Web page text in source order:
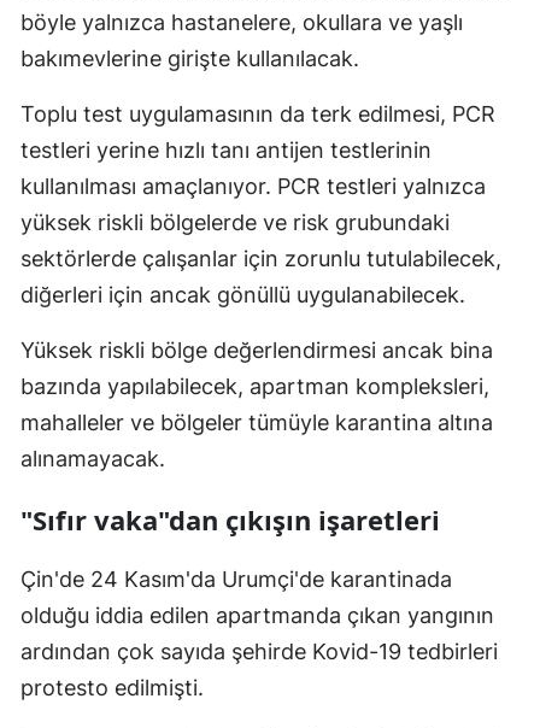
Manisa
Kahramanmaraş
Mardin
Muğla
Muş
Nevşehir
Niğde
Samsun
Siirt
böyle yalnızca hastanelere, okullara ve yaşlı
bakımevlerine girişte kullanılacak.
Toplu test uygulamasının da terk edilmesi, PCR
testleri yerine hızlı tanı antijen testlerinin
kullanılması amaçlanıyor. PCR testleri yalnızca
yüksek riskli bölgelerde ve risk grubundaki
sektörlerde çalışanlar için zorunlu tutulabilecek,
diğerleri için ancak gönüllü uygulanabilecek.
Yüksek riskli bölge değerlendirmesi ancak bina
bazında yapılabilecek, apartman kompleksleri,
mahalleler ve bölgeler tümüyle karantina altına
alınamayacak.
"Sıfır vaka"dan çıkışın işaretleri
Çin'de 24 Kasım'da Urumçi'de karantinada
olduğu iddia edilen apartmanda çıkan yangının
ardından çok sayıda şehirde Kovid-19 tedbirleri
protesto edilmişti.